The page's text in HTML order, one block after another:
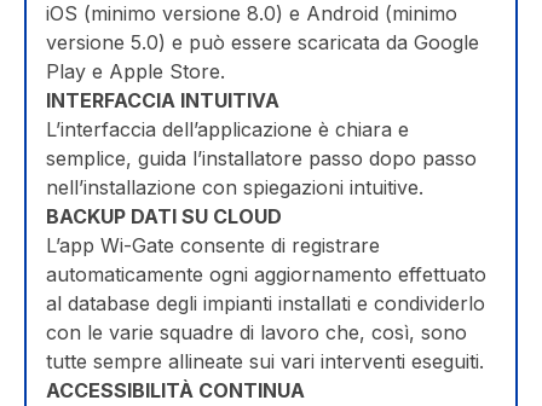
iOS (minimo versione 8.0) e Android (minimo
versione 5.0) e può essere scaricata da Google
Play e Apple Store.
INTERFACCIA INTUITIVA
L’interfaccia dell’applicazione è chiara e
semplice, guida l’installatore passo dopo passo
nell’installazione con spiegazioni intuitive.
BACKUP DATI SU CLOUD
L’app Wi-Gate consente di registrare
automaticamente ogni aggiornamento effettuato
al database degli impianti installati e condividerlo
con le varie squadre di lavoro che, così, sono
tutte sempre allineate sui vari interventi eseguiti.
ACCESSIBILITÀ CONTINUA